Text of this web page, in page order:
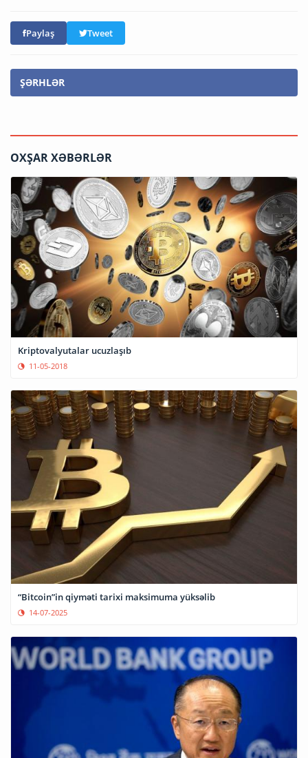
Paylaş Tweet
ŞƏRHLƏR
OXŞAR XƏBƏRLƏR
Kriptovalyutalar ucuzlaşıb
11-05-2018
“Bitcoin”in qiyməti tarixi maksimuma yüksəlib
14-07-2025